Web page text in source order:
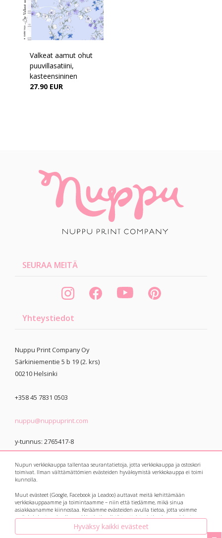
Valkeat aamut ohut
puuvillasatiini,
kasteensininen
27.90 EUR
SEURAA MEITÄ
Yhteystiedot
Nuppu Print Company Oy
Särkiniementie 5 b 19 (2. krs)
00210Helsinki
+358 45 7831 0503
nuppu@nuppuprint.com
y-tunnus: 2765417-8
© 2021 Nuppu Print
Company
Tietosuojaseloste
Nupun verkkokauppa tallentaa seurantatietoja, jotta verkkokauppa ja ostoskori
toimivat. Ilman välttämättömien evästeiden hyväksymistä verkkokauppa ei toimi
kunnolla.
Muut evästeet (Google, Facebook ja Leadoo) auttavat meitä kehittämään
verkkokauppaamme ja toimintaamme – niin että tiedämme, mikä sinua
asiakkaanamme kiinnostaa. Keräämme evästeiden avulla tietoa, jotta voimme
myös kohdentaa sinulle markkinointia niistä tuotteista, jotka sinua voisivat
kiinnostaa. Botit eli avautuvat keskusteluikkunat ja suosittelukoneet keräävät
myös tietoa kysymyksistäsi ja vastauksistasi, ja ne auttavat meitä vastaamaan ja
Hyväksy kaikki evästeet